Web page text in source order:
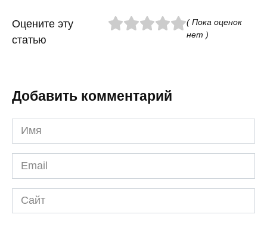
Оцените эту
статью
( Пока оценок
нет )
Добавить комментарий
Имя
*
Email
*
Сайт